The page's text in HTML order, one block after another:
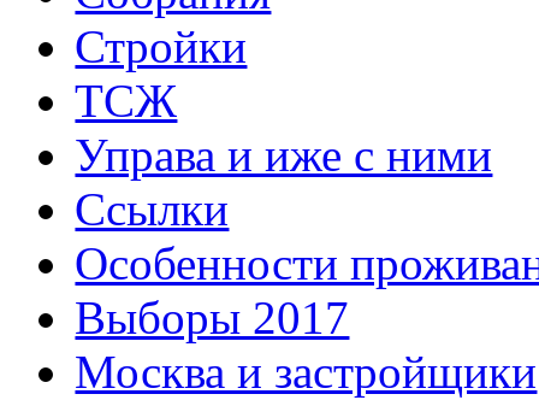
Стройки
ТСЖ
Управа и иже с ними
Ссылки
Особенности
Выборы 2017
Москва и застройщики